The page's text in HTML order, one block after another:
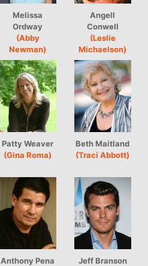
Melissa
Ordway
(Abby
Newman)
Angell
Conwell
(Leslie
Michaelson)
Patty Weaver
(Gina Roma)
Beth Maitland
(Traci Abbott)
Anthony Pena
Jeff Branson